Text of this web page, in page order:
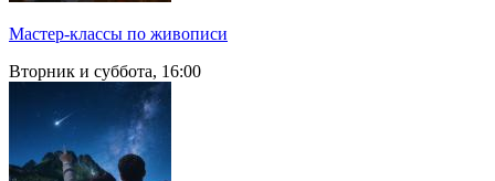
Мастер-классы по живописи
Вторник и суббота, 16:00